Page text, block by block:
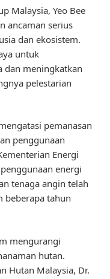
Malaysia, Yeo Bee
ancaman serius
dan ekosistem.
untuk
dan meningkatkan
pelestarian
pemanasan
penggunaan
Energi
energi
tenaga angin telah
beberapa tahun
mengurangi
hutan.
Hutan Malaysia, Dr.